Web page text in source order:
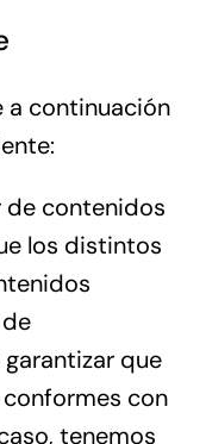
a continuación
de contenidos
los distintos
que
con
tenemos